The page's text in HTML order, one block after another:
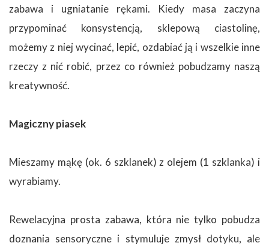
zabawa i ugniatanie rękami. Kiedy masa zaczyna
przypominać konsystencją, sklepową ciastolinę,
możemy z niej wycinać, lepić, ozdabiać ją i wszelkie inne
rzeczy z nić robić, przez co również pobudzamy naszą
kreatywność.
Magiczny piasek
Mieszamy mąkę (ok. 6 szklanek) z olejem (1 szklanka) i
wyrabiamy.
Rewelacyjna prosta zabawa, która nie tylko pobudza
doznania sensoryczne i stymuluje zmysł dotyku, ale